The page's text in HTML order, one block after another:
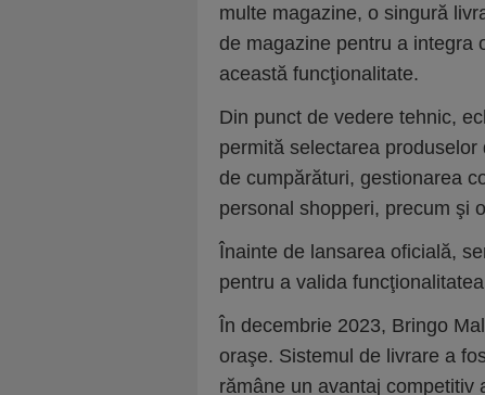
multe magazine, o singură
de magazine pentru a integra
această funcţionalitate.
Din punct de vedere tehnic,
permită selectarea
de cumpărături, gestionarea
personal shopperi, precum şi
Înainte de lansarea oficială,
pentru a valida
În decembrie 2023, Bringo
oraşe. Sistemul de livrare a
rămâne un avantaj competitiv